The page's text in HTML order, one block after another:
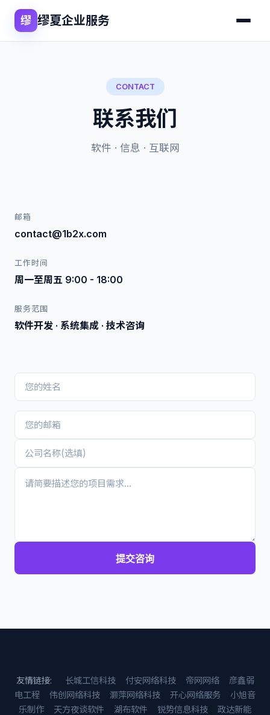
缪 缪夏企业服务
CONTACT
联系我们
软件 · 信息 · 互联网
邮箱
contact@1b2x.com
工作时间
周一至周五 9:00 - 18:00
服务范围
软件开发 · 系统集成 · 技术咨询
提交咨询
友情链接: 长城工信科技 付安网络科技 帝网网络
彦鑫弱
电工程
伟创网络科技 灏萍网络科技 开心网络服务
小旭音
乐制作
天方夜谈软件 湖布软件 锐势信息科技
政达新能